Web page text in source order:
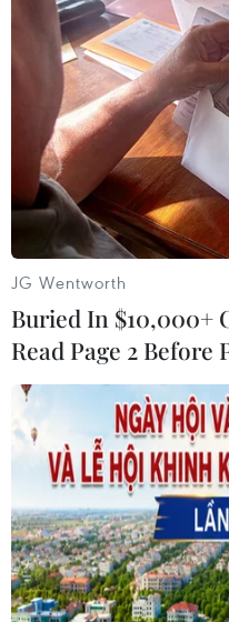
trì của nước Chủ tịch
Chủ tịch nước
Việt Nam đã tham
chính của APEC
đạo kinh tế APEC
giữa lãnh đạo các
đồng Tư vấn kinh
thượng đỉnh doanh
Kinh tế của Việt
họp Hội nghị cấp Bộ
của APEC.
Thông điệp xuyên
khẳng định APEC
có tiếng nói, có vai
phương, thúc đẩy
qua dịch COVID-19
phát triển bền vững
JG Wentworth
Buried In $10,000+
Read Page 2 Before